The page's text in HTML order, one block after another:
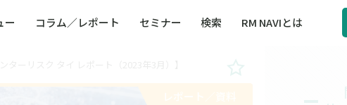
ー コラム／レポート セミナー 検索 RM NAVIとは
BCP／BCM（事業継続マネジメント）